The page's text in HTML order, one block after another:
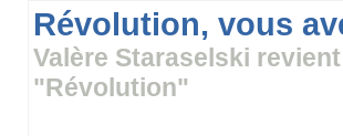
Révolution, vous
Valère Staraselski
"Révolution"